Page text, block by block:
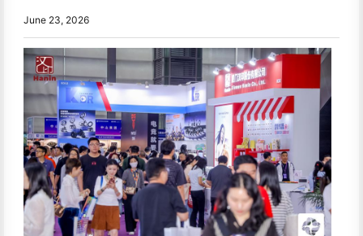
June 23, 2026